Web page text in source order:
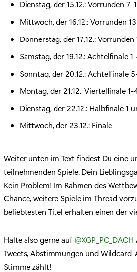
Dienstag, der 15.12.: Vorrunden 7-
Mittwoch, der 16.12.: Vorrunden
Donnerstag, der 17.12.: Vorrunden
Samstag, der 19.12.: Achtelfinale
Sonntag, der 20.12.: Achtelfinale
Montag, der 21.12.: Viertelfinale 1-
Dienstag, der 22.12.: Halbfinale 1
Mittwoch, der 23.12.: Finale
Weiter unten im Text findest Du eine
teilnehmenden Spiele. Dein
Kein Problem! Im Rahmen des
Chance, weitere Spiele im Thread
beliebtesten Titel erhalten einen der
Halte also gerne auf@XGP_PC_DACH
Tweets, Abstimmungen und
Stimme zählt!